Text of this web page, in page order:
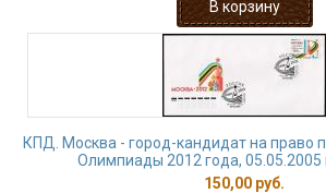
КПД. Москва - город-кандидат на право
Олимпиады 2012 года, 05.05.2005
150,00 руб.